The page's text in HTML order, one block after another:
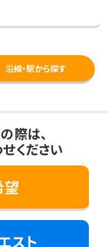
沿線・駅から探す
際は、
ください
望
スト